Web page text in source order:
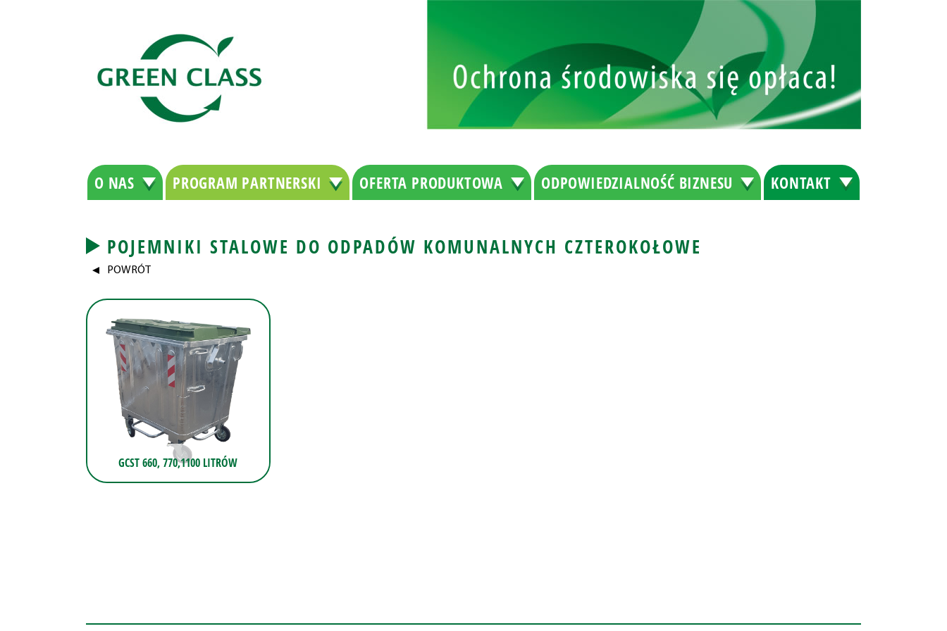
O NAS PROGRAM PARTNERSKI OFERTA PRODUKTOWA ODPOWIEDZIALNOŚĆ BIZNESU KONTAKT
POJEMNIKI STALOWE DO ODPADÓW KOMUNALNYCH CZTEROKOŁOWE
POWRÓT
GCST 660, 770,1100 LITRÓW